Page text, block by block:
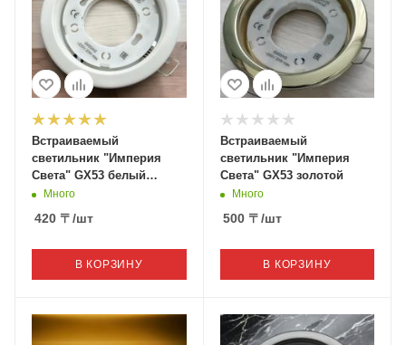
Встраиваемый
светильник "Империя
Света" GX53 белый
матовый
Много
420 〒/шт
В КОРЗИНУ
Встраиваемый
светильник "Империя
Света" GX53 золотой
Много
500〒/шт
В КОРЗИНУ